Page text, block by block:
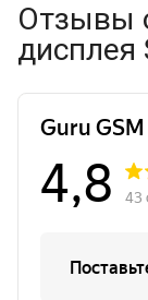
Отзывы
дисплея